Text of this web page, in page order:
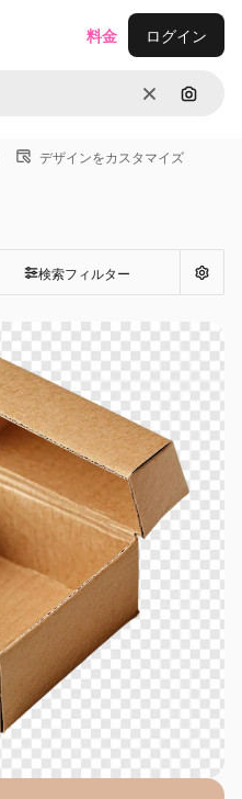
消去 画像で
料金 ログイン
デザインをカスタマイズ
検索フィルター